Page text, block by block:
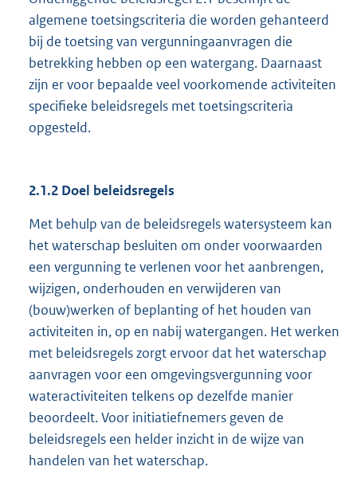
algemene toetsingscriteria die worden gehanteerd
bij de toetsing van vergunningaanvragen die
betrekking hebben op een watergang. Daarnaast
zijn er voor bepaalde veel voorkomende activiteiten
specifieke beleidsregels met toetsingscriteria
opgesteld.
2.1.2 Doel beleidsregels
Met behulp van de beleidsregels watersysteem kan
het waterschap besluiten om onder voorwaarden
een vergunning te verlenen voor het aanbrengen,
wijzigen, onderhouden en verwijderen van
(bouw)werken of beplanting of het houden van
activiteiten in, op en nabij watergangen. Het werken
met beleidsregels zorgt ervoor dat het waterschap
aanvragen voor een omgevingsvergunning voor
wateractiviteiten telkens op dezelfde manier
beoordeelt. Voor initiatiefnemers geven de
beleidsregels een helder inzicht in de wijze van
handelen van het waterschap.